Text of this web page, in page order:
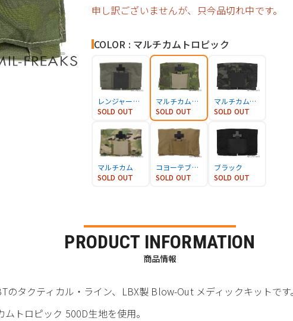
申し訳ございませんが、只今品切れ中です。
COLOR : マルチカムトロピック
レンジャーグリーン
SOLD OUT
マルチカムトロピック
SOLD OUT
マルチカムブラック
SOLD OUT
マルチカム
SOLD OUT
コヨーテブラウン
SOLD OUT
ブラック
SOLD OUT
PRODUCT INFORMATION
商品情報
のタクティカル・ライン、LBX製 Blow-Out メディックキットです
トロピック 500D生地を使用。